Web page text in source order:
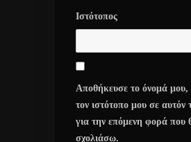
Ιστότοπος
Αποθήκευσε το όνομά μου,
τον ιστότοπο μου σε αυτόν
για την επόμενη φορά που
σχολιάσω.